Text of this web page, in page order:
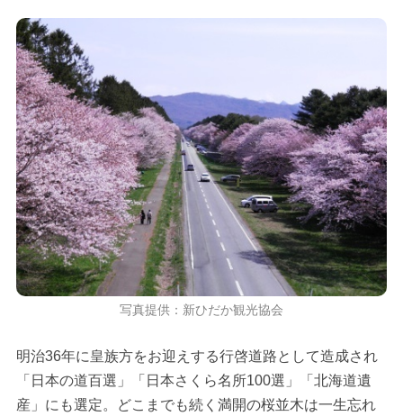
写真提供：新ひだか観光協会
明治36年に皇族方をお迎えする行啓道路として造成され
「日本の道百選」「日本さくら名所100選」「北海道遺
産」にも選定。どこまでも続く満開の桜並木は一生忘れ